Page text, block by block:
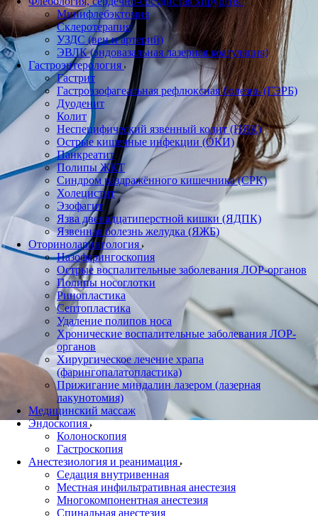
Минифлебэктомия
Склеротерапия
УЗДС (вен и артерий)
ЭВЛК (эндовазальная лазерная коагуляция)
Гастроэнтерология
Гастрит
Гастроэзофагеальная рефлюксная болезнь (ГЭРБ)
Дуоденит
Колит
Неспецифический язвенный колит (НЯК)
Острые кишечные инфекции (ОКИ)
Панкреатит
Полипы ЖКТ
Синдром раздражённого кишечника (СРК)
Холецистит
Эзофагит
Язва двенадцатиперстной кишки (ЯДПК)
Язвенная болезнь желудка (ЯЖБ)
Оториноларингология
Назофарингоскопия
Острые воспалительные заболевания ЛОР-органов
Полипы носоглотки
Ринопластика
Септопластика
Удаление полипов носа
Хронические воспалительные заболевания ЛОР-
органов
Хирургическое лечение храпа
(фарингопалатопластика)
Прижигание миндалин лазером (лазерная
лакунотомия)
Медицинский массаж
Эндоскопия
Колоноскопия
Гастроскопия
Анестезиология и реанимация
Cедация внутривенная
Местная инфильтративная анестезия
Многокомпонентная анестезия
Спинальная анестезия